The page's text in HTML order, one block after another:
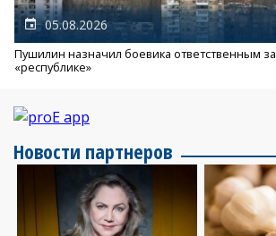
05.08.2026
Пушилин назначил боевика ответственным за
«республике»
Новости партнеров